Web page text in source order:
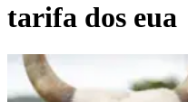
tarifa dos eua